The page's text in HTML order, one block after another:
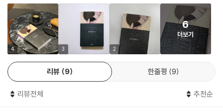
--- p.225
아아! 지금 이 내용을 읽는 분이 누구시든 간에 이 같은 적막한 상황, 친구
도 없고 먹을 빵도 부족한 이런 상황을 맞이한다면 어떻게 맞서 싸울지 부
디 숙고해보시기 바란다. 그러면 아마 단순히 가진 것을 아껴 쓰는 일뿐만
아니라 하늘을 올려다보며 도움을 청하는 일, 그리고 어느 현자가 말했다
는 “도둑질을 하지 않도록 제게 가난을 주지 마옵소서”라는 기도까지 떠올
리게 될 것이 분명하다.
또한 고난의 시기란 곧 끔찍한 유혹의 시기이며, 저항할 힘을 모두 빼앗는
궁핍과 고립에서 벗어나기 위한 끈질긴 생존 투쟁
절도죄로 뉴게이트 감옥에 갇힌 어머니에게서 태어난 몰은 어머니가 유배
형을 선고받아 식민지로 떠나자 고아로 남겨진다. 여기저기 떠돌다 콜체스
터시의 자비로운 보모에게 받아들여져 읽기와 바느질을 배우며 장차 자립
해서 살기를 꿈꾸지만 보모가 사망하자 귀부인 가정에서 하녀로 일한다.
몰은 이 가정의 장남에게 유혹당해 유산을 물려받으면 결혼하자는 약속을
믿고 관계를 맺으나 결국 기만당해 버림받고, 그의 남동생 로빈과 결혼하
노년에 접어든 몰이 불행했던 경험들을 후회하며 돌아보고, 자신의 동기를
냉철할 정도로 솔직하게 분석하기에 이 이야기는 더욱 매력적이다.
- 존 멀런 (영문학자)
4 3 2
6
더보기
리뷰 9 한줄평 9
리뷰전체 추천순